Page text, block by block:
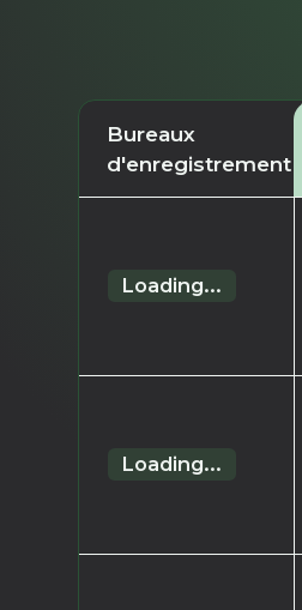
Bureaux
d'enregistrement
Loading...
Loading...